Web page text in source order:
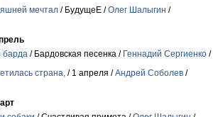
мечтал / БудущеЕ /Олег Шалыгин /
барда / Бардовская песенка / Геннадий Сергиенко /
страна, / 1 апреля /Андрей Соболев /